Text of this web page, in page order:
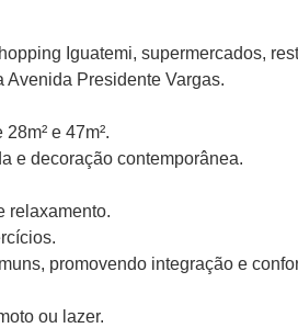
Iguatemi, supermercados,
Avenida Presidente Vargas.
e 47m².
e decoração contemporânea.
relaxamento.
promovendo integração e
ou lazer.